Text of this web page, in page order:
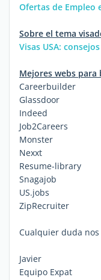
Ofertas de Empleo
Sobre el tema
Visas USA:
Mejores webs para
Careerbuilder
Glassdoor
Indeed
Job2Careers
Monster
Nexxt
Resume-library
Snagajob
US.jobs
ZipRecruiter
Cualquier duda
Javier
Equipo Expat